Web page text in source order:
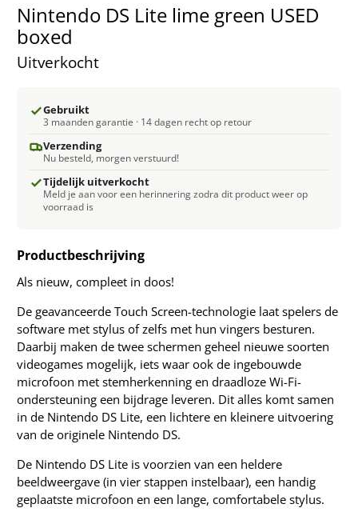
Nintendo DS Lite lime green USED
boxed
Uitverkocht
Gebruikt
3 maanden garantie · 14 dagen recht op retour
Verzending
Nu besteld, morgen verstuurd!
Tijdelijk uitverkocht
Meld je aan voor een herinnering zodra dit product weer op
voorraad is
Productbeschrijving
Als nieuw, compleet in doos!
De geavanceerde Touch Screen-technologie laat spelers de
software met stylus of zelfs met hun vingers besturen.
Daarbij maken de twee schermen geheel nieuwe soorten
videogames mogelijk, iets waar ook de ingebouwde
microfoon met stemherkenning en draadloze Wi-Fi-
ondersteuning een bijdrage leveren. Dit alles komt samen
in de Nintendo DS Lite, een lichtere en kleinere uitvoering
van de originele Nintendo DS.
De Nintendo DS Lite is voorzien van een heldere
beeldweergave (in vier stappen instelbaar), een handig
geplaatste microfoon en een lange, comfortabele stylus.